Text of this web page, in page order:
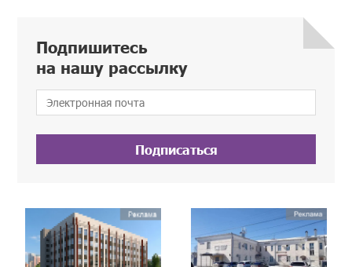
Подпишитесь
на нашу рассылку
Подписаться